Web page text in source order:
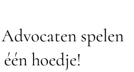
spelen
hoedje!